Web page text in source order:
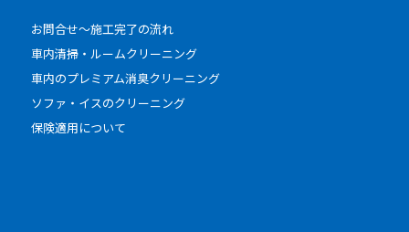
お問合せ～施工完了の流れ
車内清掃・ルームクリーニング
車内のプレミアム消臭クリーニング
ソファ・イスのクリーニング
保険適用について